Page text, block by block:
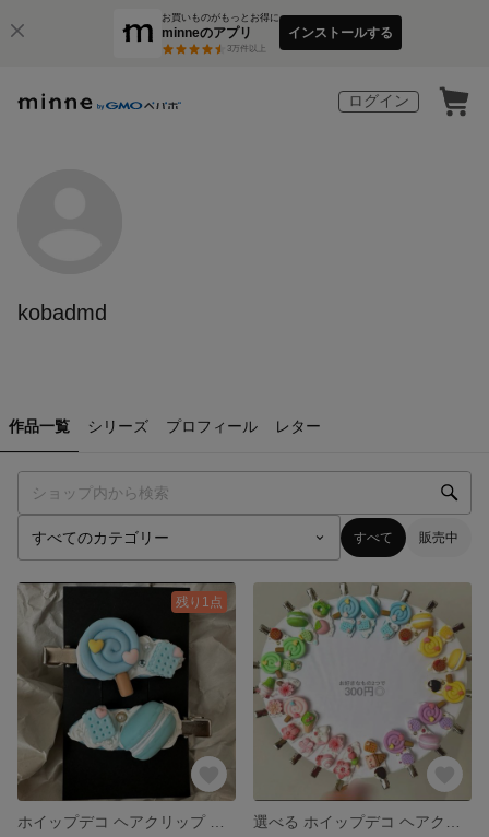
お買いものがもっとお得に
minneのアプリ
3万件以上
インストールする
ログイン
kobadmd
作品一覧 シリーズ プロフィール レター
すべて 販売中
残り1点